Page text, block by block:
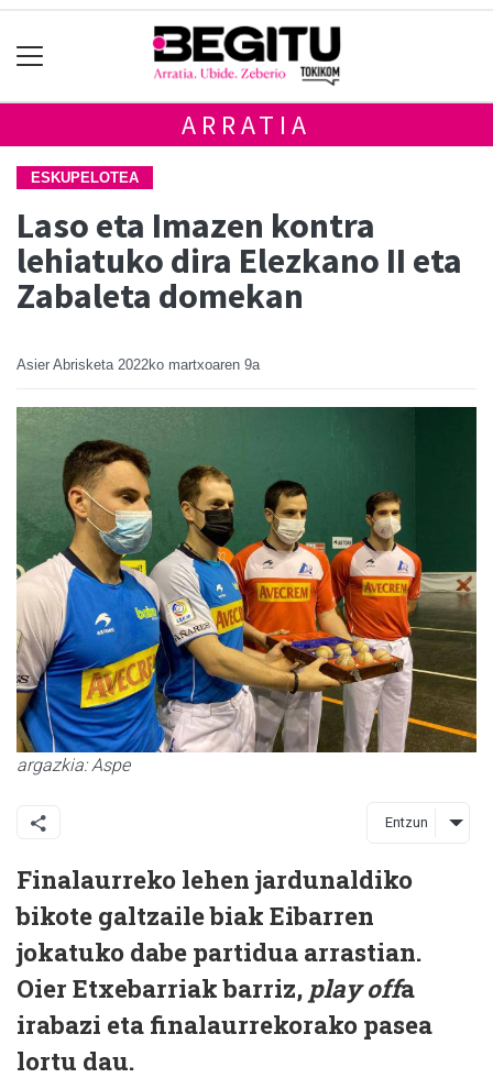
ARRATIA
ESKUPELOTEA
Laso eta Imazen kontra
lehiatuko dira Elezkano II eta
Zabaleta domekan
Asier Abrisketa 2022ko martxoaren 9a
argazkia: Aspe
Entzun
Finalaurreko lehen jardunaldiko
bikote galtzaile biak Eibarren
jokatuko dabe partidua arrastian.
Oier Etxebarriak barriz, play offa
irabazi eta finalaurrekorako pasea
lortu dau.